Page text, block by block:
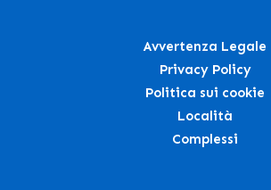
Avvertenza Legale
Privacy Policy
Politica sui cookie
Località
Complessi